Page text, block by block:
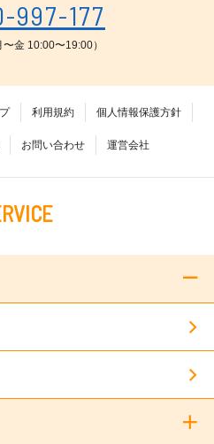
997-177
〜金 10:00〜19:00）
利用規約 個人情報保護方針
お問い合わせ 運営会社